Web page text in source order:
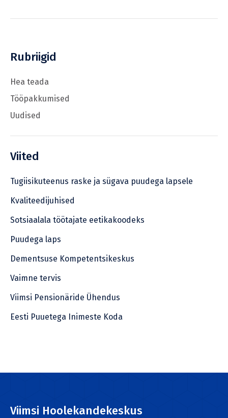
Rubriigid
Hea teada
Tööpakkumised
Uudised
Viited
Tugiisikuteenus raske ja sügava puudega lapsele
Kvaliteedijuhised
Sotsiaalala töötajate eetikakoodeks
Puudega laps
Dementsuse Kompetentsikeskus
Vaimne tervis
Viimsi Pensionäride Ühendus
Eesti Puuetega Inimeste Koda
Viimsi Hoolekandekeskus